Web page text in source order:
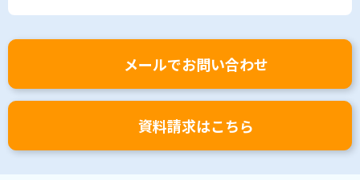
メールでお問い合わせ
資料請求はこちら